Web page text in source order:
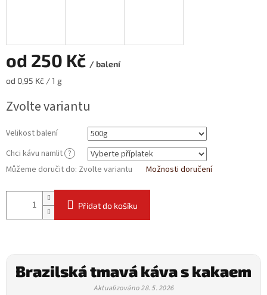
od 250 Kč / balení
Měrná
od 0,95 Kč / 1 g
Zvolte variantu
Velikost balení
Chci kávu namlit ?
Můžeme doručit do: Zvolte variantu Možnosti doručení
Přidat do košíku
Brazilská tmavá káva s kakaem
Aktualizováno 28. 5. 2026